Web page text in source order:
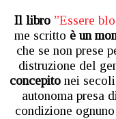
Il libro ”Essere
me scritto è un
che se non prese
distruzione del
concepito nei
autonoma presa
condizione